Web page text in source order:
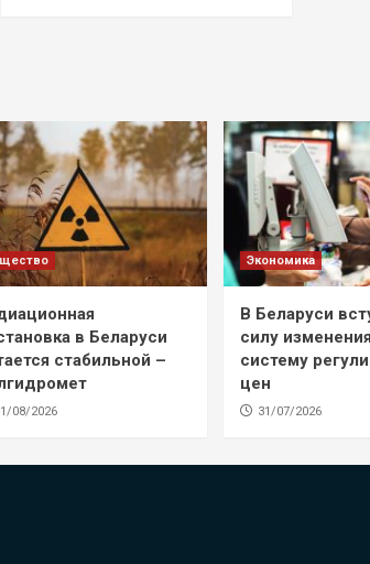
в Беларуси
стабильной –
08/2026
Экономика
В Беларуси
силу
систему
цен
31/07/2026